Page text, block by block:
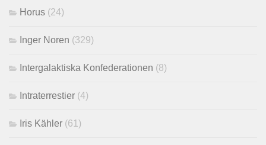
Horus (24)
Inger Noren (329)
Intergalaktiska Konfederationen (8)
Intraterrestier (4)
Iris Kähler (61)